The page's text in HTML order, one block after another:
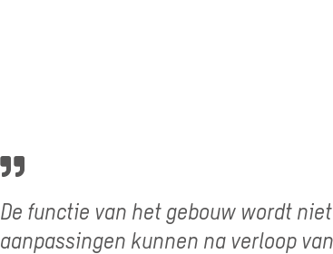
De functie van het gebouw wordt
aanpassingen kunnen na verloop